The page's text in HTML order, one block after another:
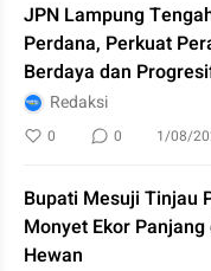
JPN Lampung
Perdana, Perkuat
Berdaya dan
Redaksi
0 0 1/08/
Bupati Mesuji Tinjau
Monyet Ekor
Hewan